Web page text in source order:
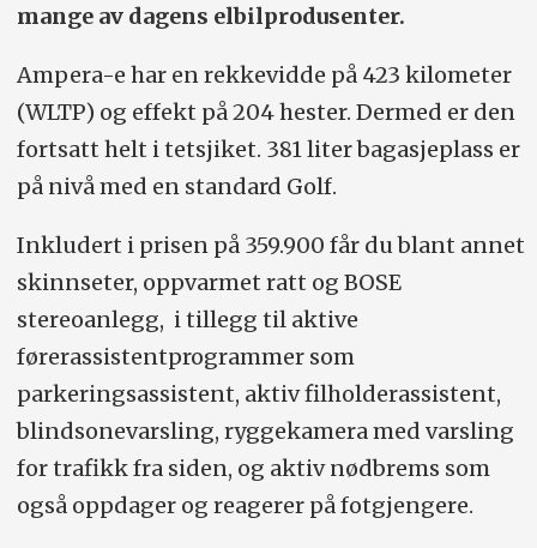
mange av dagens elbilprodusenter.
Ampera-e har en rekkevidde på 423 kilometer
(WLTP) og effekt på 204 hester. Dermed er den
fortsatt helt i tetsjiket. 381 liter bagasjeplass er
på nivå med en standard Golf.
Inkludert i prisen på 359.900 får du blant annet
skinnseter, oppvarmet ratt og BOSE
stereoanlegg, i tillegg til aktive
førerassistentprogrammer som
parkeringsassistent, aktiv filholderassistent,
blindsonevarsling, ryggekamera med varsling
for trafikk fra siden, og aktiv nødbrems som
også oppdager og reagerer på fotgjengere.